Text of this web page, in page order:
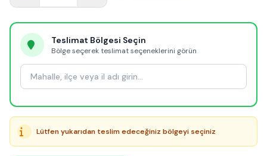
Teslimat Bölgesi Seçin
Bölge seçerek teslimat seçeneklerini görün
Lütfen yukarıdan teslim edeceğiniz bölgeyi seçiniz